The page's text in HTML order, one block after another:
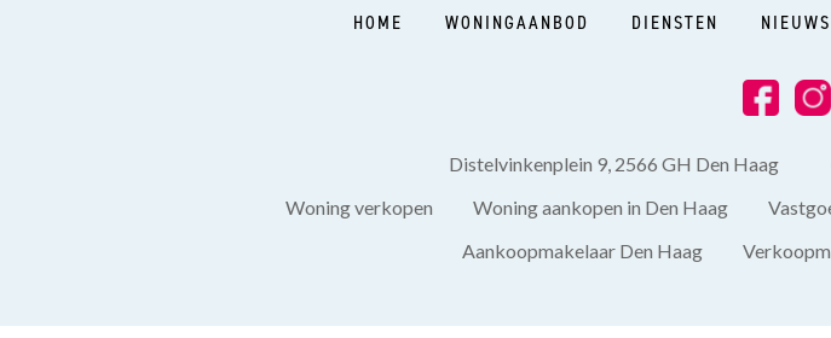
HOME WONINGAANBOD DIENSTEN NIEUWS
Distelvinkenplein 9, 2566 GH Den Haag
Woning verkopen
Woning aankopen in Den Haag
Aankoopmakelaar Den Haag